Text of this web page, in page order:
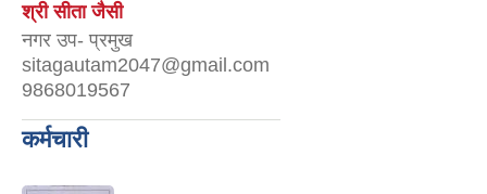
श्री सीता जैसी
नगर उप- प्रमुख
sitagautam2047@gmail.com
9868019567
कर्मचारी